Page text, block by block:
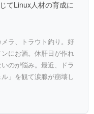
てLinux人材の育成に
ラ、トラウト釣り。好
にお酒。休肝日が作れ
のが悩み。最近、ドラ
」を観て涙腺が崩壊し